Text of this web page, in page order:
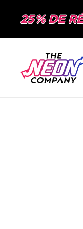
25 % DE